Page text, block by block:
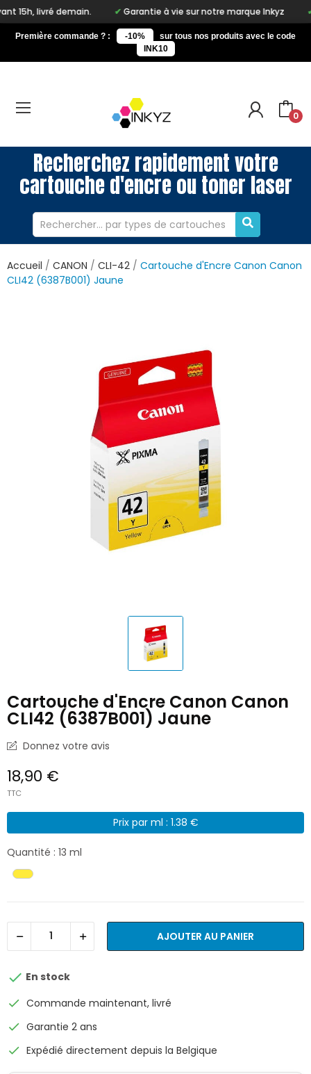
Garantie à vie sur notre marque Inkyz Livraison
Première commande ? : -10%
sur tous nos produits avec le code
INK10
0
Recherchez rapidement votre
cartouche d'encre ou toner laser
Accueil CANON CLI-42
Cartouche d'Encre Canon Canon
CLI42 (6387B001) Jaune
Cartouche d'Encre Canon Canon
CLI42 (6387B001) Jaune
Donnez votre avis
18,90 €
TTC
Prix par ml : 1.38 €
Quantité : 13 ml
AJOUTER AU PANIER
 En stock
check Commande maintenant, livré
check Garantie 2 ans
check Expédié directement depuis la Belgique